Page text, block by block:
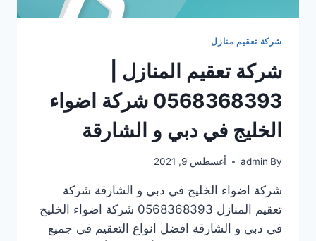
شركة تعقيم منازل
شركة تعقيم المنازل |
0568368393 شركة اضواء
الخليج في دبي و الشارقة
By
admin أغسطس 9, 2021
شركة اضواء الخليج في دبي و الشارقة شركة
تعقيم المنازل 0568368393 شركة اضواء الخليج
في دبي و الشارقة افضل انواع التعقيم في جميع